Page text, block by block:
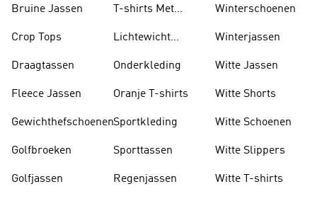
Bruine Jassen
Crop Tops
Draagtassen
Fleece Jassen
Gewichthefschoenen
Golfbroeken
Golfjassen
T-shirts Met
Lichtewicht
Onderkleding
Oranje T-shirts
Sportkleding
Sporttassen
Regenjassen
Winterschoenen
Winterjassen
Witte Jassen
Witte Shorts
Witte Schoenen
Witte Slippers
Witte T-shirts